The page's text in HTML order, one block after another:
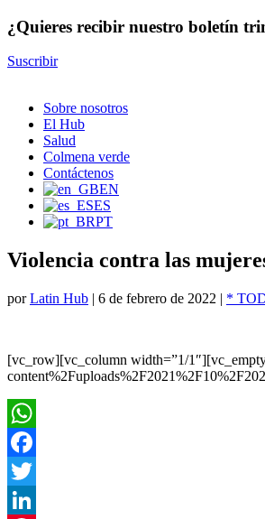
¿Quieres recibir nuestro boletín
Suscribir
Sobre nosotros
El Hub
Salud
Colmena verde
Contáctenos
EN
ES
PT
Violencia contra las
porLatin Hub | 6 de febrero de 2022 | *
[vc_row][vc_column width=”1/
WhatsApp
Facebook
Twitter